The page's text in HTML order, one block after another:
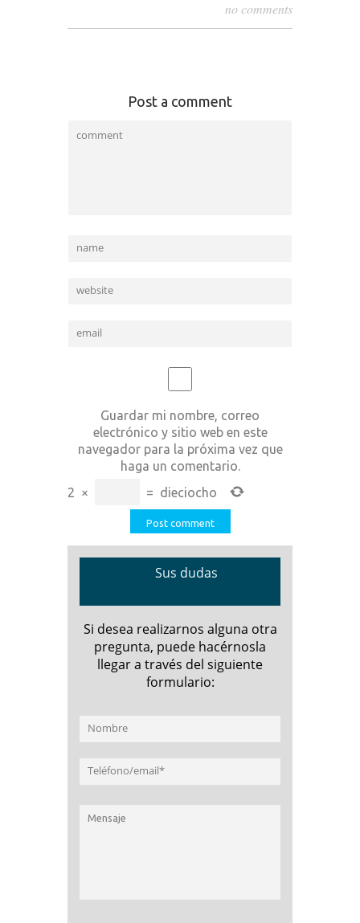
no comments
Post a comment
Guardar mi nombre, correo
electrónico y sitio web en este
navegador para la próxima vez que
haga un comentario.
2 × = dieciocho
Sus dudas
Si desea realizarnos alguna otra
pregunta, puede hacérnosla
llegar a través del siguiente
formulario: